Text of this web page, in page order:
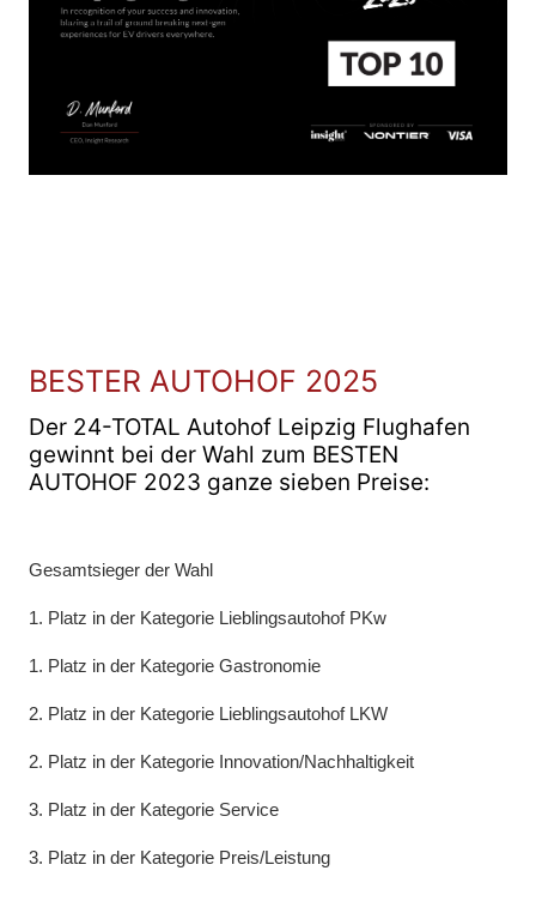
BESTER AUTOHOF 2025
Der 24-TOTAL Autohof Leipzig Flughafen
gewinnt bei der Wahl zum BESTEN
AUTOHOF 2023 ganze sieben Preise:
Gesamtsieger der Wahl
1. Platz in der Kategorie Lieblingsautohof PKw
1. Platz in der Kategorie Gastronomie
2. Platz in der Kategorie Lieblingsautohof LKW
2. Platz in der Kategorie Innovation/Nachhaltigkeit
3. Platz in der Kategorie Service
3. Platz in der Kategorie Preis/Leistung